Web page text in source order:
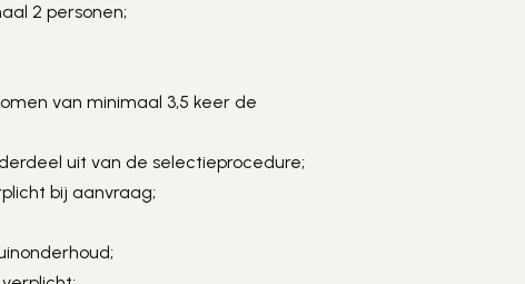
2 personen;
van minimaal 3,5 keer de
uit van de selectieprocedure;
bij aanvraag;